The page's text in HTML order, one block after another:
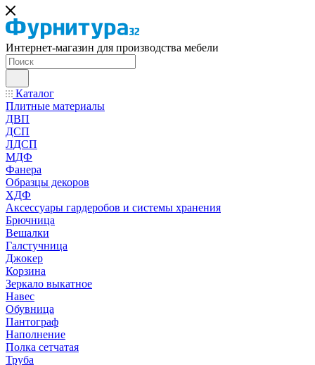
Интернет-магазин для производства мебели
Каталог
Плитные материалы
ДВП
ДСП
ЛДСП
МДФ
Фанера
Образцы декоров
ХДФ
Аксессуары гардеробов и системы хранения
Брючница
Вешалки
Галстучница
Джокер
Корзина
Зеркало выкатное
Навес
Обувница
Пантограф
Наполнение
Полка сетчатая
Труба